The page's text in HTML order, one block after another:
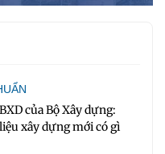
của Bộ Xây dựng:
xây dựng mới có gì